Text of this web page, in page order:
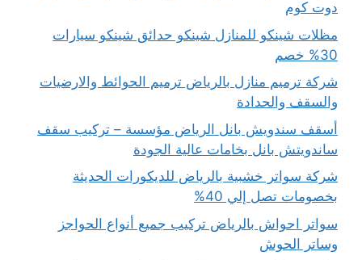
دوت كوم
مظلات شينكو للمنازل شينكو حدائق شينكو سيارات
30% خصم
شركة ترميم منازل بالرياض ترميم الحوائط والارضيات
والسقف والحدادة
أسقف سندويش بانل الرياض مؤسسة – تركيب سقف
ساندويتش بانل بخامات عالية الجودة
شركة سواتر خشبية بالرياض للديكورات الحديثة
بخصومات تصل إلي 40%
سواتر احواش بالرياض تركيب جميع أنواع الحواجز
وساتر الحوش